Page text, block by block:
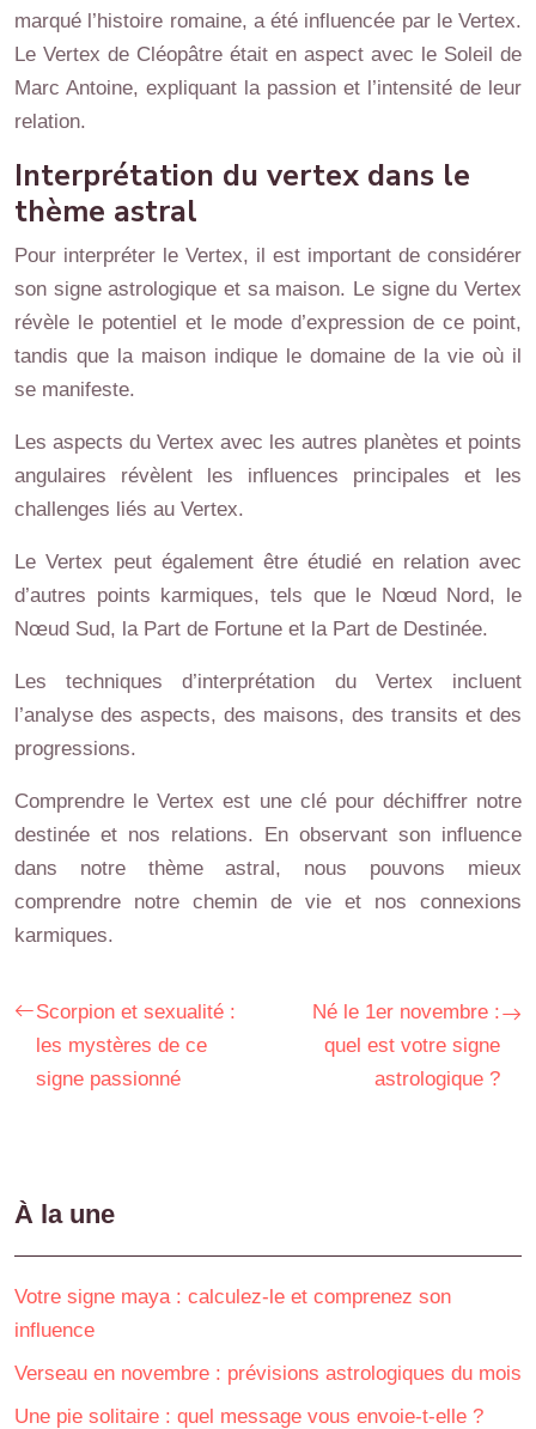
marqué l’histoire romaine, a été influencée par le Vertex.
Le Vertex de Cléopâtre était en aspect avec le Soleil de
Marc Antoine, expliquant la passion et l’intensité de leur
relation.
Interprétation du vertex dans le
thème astral
Pour interpréter le Vertex, il est important de considérer
son signe astrologique et sa maison. Le signe du Vertex
révèle le potentiel et le mode d’expression de ce point,
tandis que la maison indique le domaine de la vie où il
se manifeste.
Les aspects du Vertex avec les autres planètes et points
angulaires révèlent les influences principales et les
challenges liés au Vertex.
Le Vertex peut également être étudié en relation avec
d’autres points karmiques, tels que le Nœud Nord, le
Nœud Sud, la Part de Fortune et la Part de Destinée.
Les techniques d’interprétation du Vertex incluent
l’analyse des aspects, des maisons, des transits et des
progressions.
Comprendre le Vertex est une clé pour déchiffrer notre
destinée et nos relations. En observant son influence
dans notre thème astral, nous pouvons mieux
comprendre notre chemin de vie et nos connexions
karmiques.
Scorpion et sexualité :
les mystères de ce
signe passionné
Né le 1er novembre :
quel est votre signe
astrologique ?
À la une
Votre signe maya : calculez-le et comprenez son
influence
Verseau en novembre : prévisions astrologiques du mois
Une pie solitaire : quel message vous envoie-t-elle ?